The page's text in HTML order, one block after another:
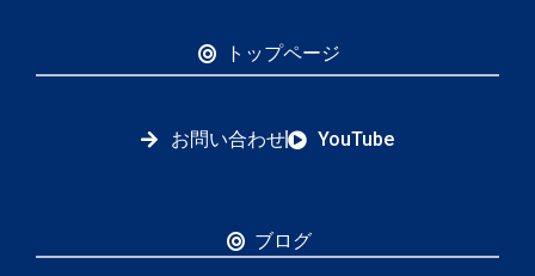
トップページ
お問い合わせ YouTube
ブログ